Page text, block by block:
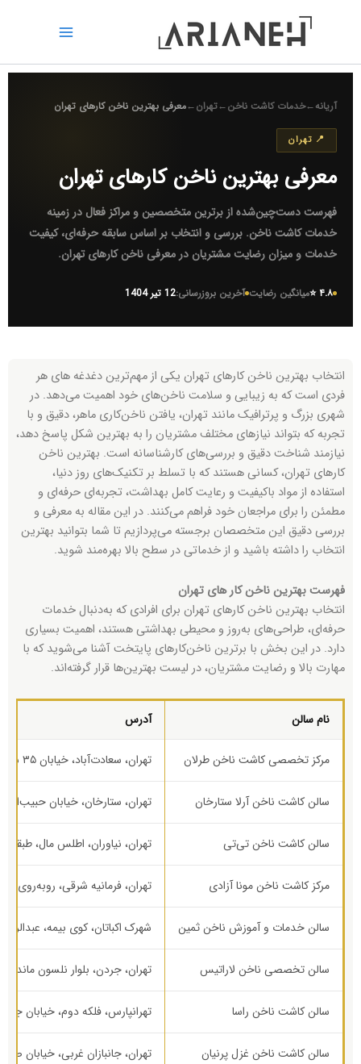
آریانه←خدمات کاشت ناخن←تهران←معرفی بهترین ناخن کارهای تهران
📍 تهران
معرفی بهترین ناخن کارهای تهران
فهرست دست‌چین‌شده از برترین متخصصین و مراکز فعال در زمینه
خدمات کاشت ناخن. بررسی و انتخاب بر اساس سابقه حرفه‌ای، کیفیت
خدمات و میزان رضایت مشتریان در معرفی ناخن کارهای تهران.
۴.۸ ⭐ میانگین رضایت آخرین بروزرسانی:12 تیر 1404
انتخاب بهترین ناخن کارهای تهران یکی از مهم‌ترین دغدغه های هر
فردی است که به زیبایی و سلامت ناخن‌های خود اهمیت می‌دهد. در
شهری بزرگ و پرترافیک مانند تهران، یافتن ناخن‌کاری ماهر، دقیق و با
تجربه که بتواند نیازهای مختلف مشتریان را به بهترین شکل پاسخ دهد،
نیازمند شناخت دقیق و بررسی‌های کارشناسانه است. بهترین ناخن
کارهای تهران، کسانی هستند که با تسلط بر تکنیک‌های روز دنیا،
استفاده از مواد باکیفیت و رعایت کامل بهداشت، تجربه‌ای حرفه‌ای و
مطمئن را برای مراجعان خود فراهم می‌کنند. در این مقاله به معرفی و
بررسی دقیق این متخصصان برجسته می‌پردازیم تا شما بتوانید بهترین
انتخاب را داشته باشید و از خدماتی در سطح بالا بهره‌مند شوید.
فهرست بهترین ناخن کار های تهران
انتخاب بهترین ناخن کارهای تهران برای افرادی که به‌دنبال خدمات
حرفه‌ای، طراحی‌های به‌روز و محیطی بهداشتی هستند، اهمیت بسیاری
دارد. در این بخش با برترین ناخن‌کارهای پایتخت آشنا می‌شوید که با
مهارت بالا و رضایت مشتریان، در لیست بهترین‌ها قرار گرفته‌اند.
نام سالن آدرس
مرکز تخصصی کاشت ناخن طرلان تهران، سعادت‌آباد، خیابان ۳۵ شرقی، پلاک ۶
سالن کاشت ناخن آرلا ستارخان تهران، ستارخان، خیابان
سالن کاشت ناخن تی‌تی تهران، نیاوران، اطلس مال، طبقه
مرکز کاشت ناخن مونا آزادی تهران، فرمانیه شرقی، روبه‌روی بیمارستان
سالن خدمات و آموزش ناخن ثمین شهرک اکباتان، کوی بیمه،
سالن تخصصی ناخن لاراتیس تهران، جردن، بلوار نلسون
سالن کاشت ناخن راسا تهرانپارس، فلکه دوم، خیابان جشنواره،
سالن کاشت ناخن غزل پرنیان تهران، جانبازان غربی، خیابان